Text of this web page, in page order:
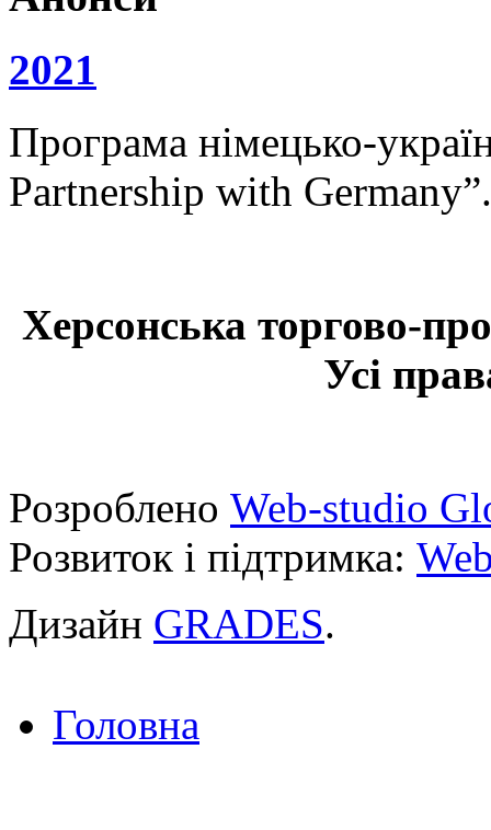
2021
Програма німецько-
Partnership with
Херсонська торгово-
Усі
Розроблено Web-studio
Розвиток і підтримка:
Дизайн GRADES.
Головна